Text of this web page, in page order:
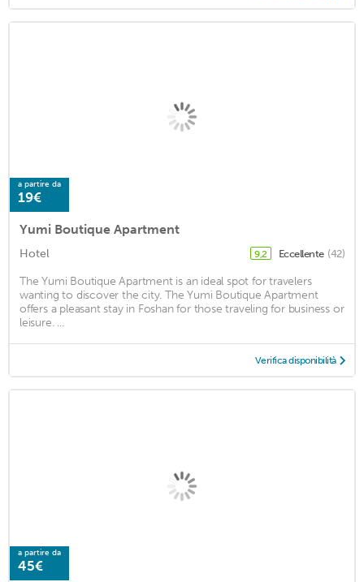
a partire da
19€
Yumi Boutique Apartment
Hotel 9,2 Eccellente (42)
The Yumi Boutique Apartment is an ideal spot for travelers
wanting to discover the city. The Yumi Boutique Apartment
offers a pleasant stay in Foshan for those traveling for business or
leisure. ...
Verifica disponibilità
a partire da
45€